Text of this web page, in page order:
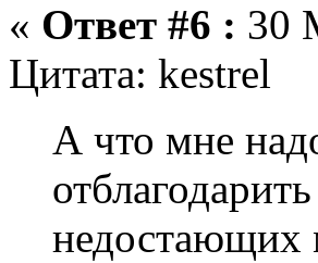
« Ответ #6 : 30
Цитата: kestrel
А что мне
недостающих